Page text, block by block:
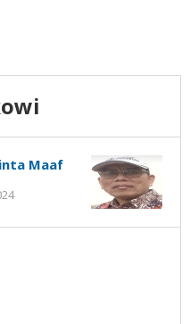
Maaf
Susanto